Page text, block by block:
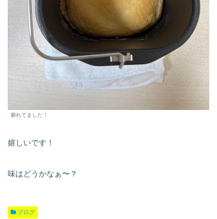
膨れてました！
嬉しいです！
味はどうかなぁ〜？
ブログ